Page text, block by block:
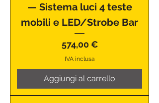
— Sistema luci 4 teste
mobili e LED/Strobe Bar
Prezzo
574,00 €
IVA inclusa
Aggiungi al carrello